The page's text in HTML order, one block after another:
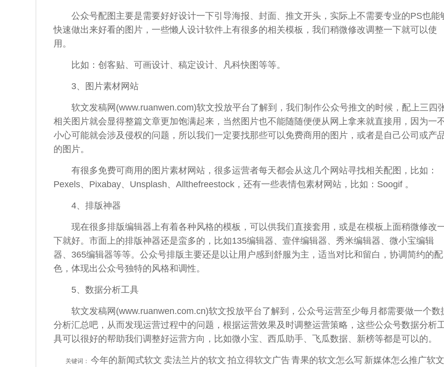
公众号配图主要是需要好好设计一下引导海报、封面、推文开头，实际上不需要专业的PS也能
快速做出来好看的图片，一些懒人设计软件上有很多的相关模板，我们稍微修改调整一下就可以使
用。
比如：创客贴、可画设计、稿定设计、凡科快图等等。
3、图片素材网站
软文发稿 网(www.ruanwen.com)软文投放平台了解到，我们制作公众号推文的时候，配上三四
相关图片就会显得整篇文章更加饱满起来，当然图片也不能随随便便从网上拿来就直接用，因为一
小心可能就会涉及侵权的问题，所以我们一定要找那些可以免费商用的图片，或者是自己公司或产
的图片。
有很多免费可商用的图片素材网站，很多运营者每天都会从这 几个 网站寻找相关配图，比如：
Pexels、Pixabay、Unsplash、Allthefreestock，还有一些表情包素材网站，比如：Soogif 。
4、排版神器
现在很多排版编辑器上有着各种风格的模板，可以供我们直接套用，或是在模板上面稍微修改
下就好。市面上的排版神器还是蛮多的，比如135编辑器、壹伴编辑器、秀米编辑器、微小宝编辑
器、365编辑器等等。 公众号排版主要还是以让用户感到舒服为主，适当对比和留白，协调简约的配
色，体现出公众号独特的风格和调性。
5、 数据分析工具
软文发稿 网(www.ruanwen.com.cn)软文投放平台了解到， 公众号运营至少每月都需要做一个数
分析汇总吧，从而发现运营过程中的问题，根据运营效果及时调整运营策略 ，这些公众号数据分析
具可以很好的帮助我们调整好运营方向，比如微小宝、西瓜助手、飞瓜数据、新榜等都是可以的。
关键词： 今年的新闻式软文 卖法兰片的软文 拍立得软文广告青果的软文怎么写 新媒体怎么推广软文